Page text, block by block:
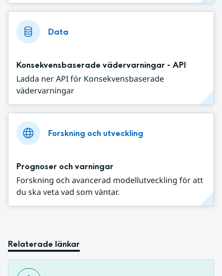
Data
Konsekvensbaserade vädervarningar - API
Ladda ner API för Konsekvensbaserade
vädervarningar
Forskning och utveckling
Prognoser och varningar
Forskning och avancerad modellutveckling för att
du ska veta vad som väntar.
Relaterade länkar